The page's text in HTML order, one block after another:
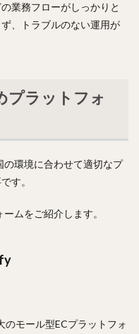
業務フローがしっかりと
、トラブルのない運用が
プラットフォ
の環境に合わせて適切なプ
す。
ムをご紹介します。
のモール型ECプラットフォ